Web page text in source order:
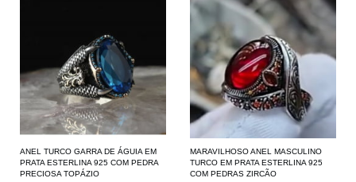
ANEL TURCO GARRA DE ÁGUIA EM
PRATA ESTERLINA 925 COM PEDRA
PRECIOSA TOPÁZIO
MARAVILHOSO ANEL MASCULINO
TURCO EM PRATA ESTERLINA 925
COM PEDRAS ZIRCÃO